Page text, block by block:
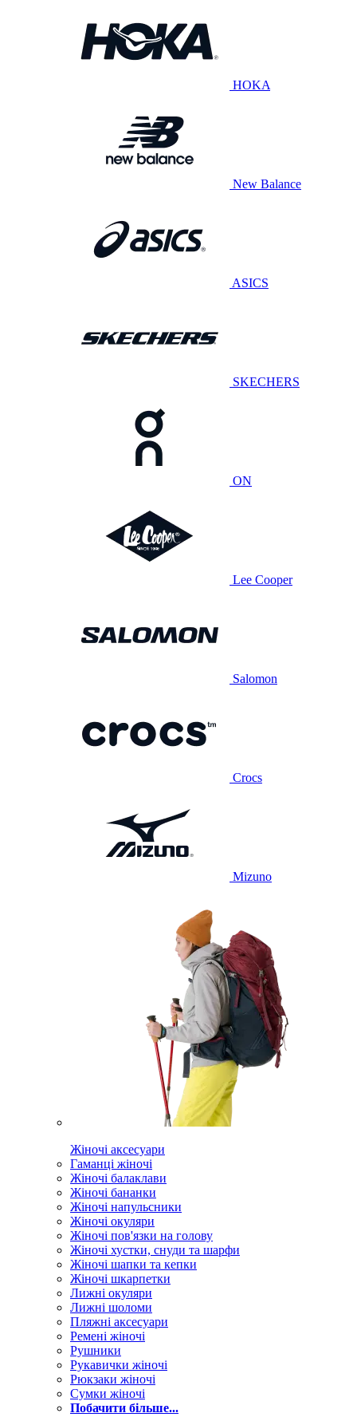
HOKA
New Balance
ASICS
SKECHERS
ON
Lee Cooper
Salomon
Crocs
Mizuno
Жіночі аксесуари
Гаманці жіночі
Жіночі балаклави
Жіночі бананки
Жіночі напульсники
Жіночі окуляри
Жіночі пов'язки на голову
Жіночі хустки, снуди та шарфи
Жіночі шапки та кепки
Жіночі шкарпетки
Лижні окуляри
Лижні шоломи
Пляжні аксесуари
Ремені жіночі
Рушники
Рукавички жіночі
Рюкзаки жіночі
Сумки жіночі
Побачити більше...